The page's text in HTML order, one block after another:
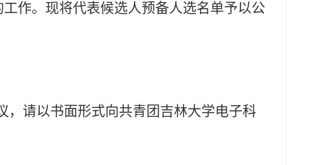
作。现将代表候选人预备人选名单予以公
，请以书面形式向共青团吉林大学电子科